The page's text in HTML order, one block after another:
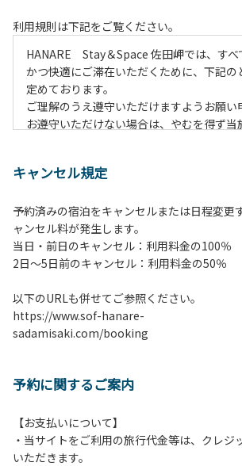
利用規則は下記をご覧ください。
HANARE Stay＆Space 佐田岬では、すべ
かつ快適にご滞在いただくために、下記の
定めております。
ご理解のうえ遵守いただけますようお願い
お遵守いただけない場合は、やむを得ず
項
す。
2.施設内は土間スペースを含めてすべてのエ
す。喫煙される方は屋外にて携帯灰皿等ご
ださい。
ご予約したお客様以外の宿泊、異なる人数
お断りさせていただきます。
4.当施設の許可なく営業行為やご宿泊以外
6.敷地内の地面での直火によるBBQ等はご
たします。
8.施設内外で騒ぎたてることは固く禁止さ
す。
キャンセル規定
予約済みの宿泊をキャンセルまたは日程変更
ャンセル料が発生します。
当日・前日のキャンセル：利用料金の100％
​2日～5日前のキャンセル：利用料金の50％
以下のURLも併せてご参照ください。
https://www.sof-hanare-
sadamisaki.com/booking
予約に関するご案内
【お支払いについて】
・当サイトをご利用の旅行代金等は、クレジ
いただきます。